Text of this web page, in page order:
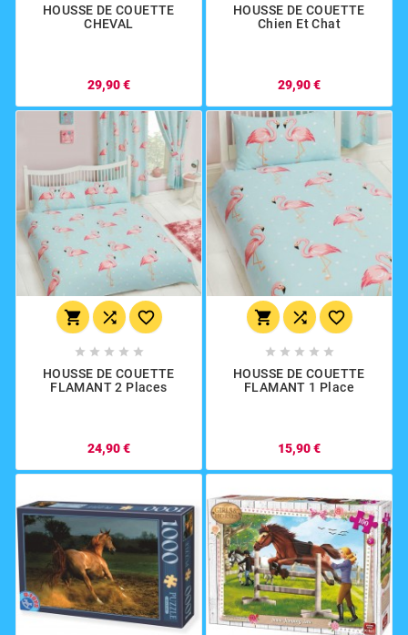
HOUSSE DE COUETTE
CHEVAL
29,90 €
HOUSSE DE COUETTE
Chien Et Chat
29,90 €
  
    
HOUSSE DE COUETTE
FLAMANT 2 Places
24,90 €
  
    
HOUSSE DE COUETTE
FLAMANT 1 Place
15,90 €